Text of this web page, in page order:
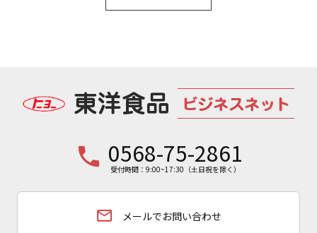
phone 0568-75-2861
受付時間：9:00~17:30（土日祝を除く）
email メールでお問い合わせ